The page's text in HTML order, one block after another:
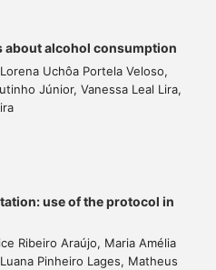
about alcohol consumption
Uchôa Portela Veloso,
Júnior, Vanessa Leal Lira,
use of the protocol in
Ribeiro Araújo, Maria Amélia
Pinheiro Lages, Matheus